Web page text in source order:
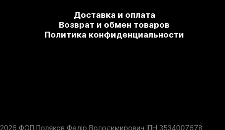
Доставка и оплата
Возврат и обмен товаров
Политика конфиденциальности
2026 ФОП Поляков Федір Володимирович ІПН 3534007678